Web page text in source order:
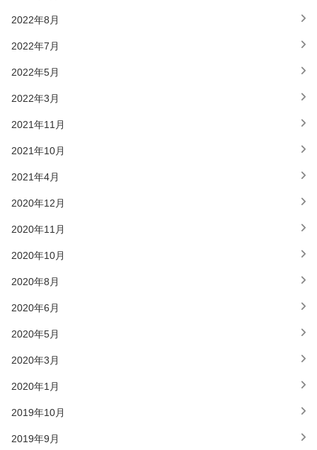
2022年8月
2022年7月
2022年5月
2022年3月
2021年11月
2021年10月
2021年4月
2020年12月
2020年11月
2020年10月
2020年8月
2020年6月
2020年5月
2020年3月
2020年1月
2019年10月
2019年9月